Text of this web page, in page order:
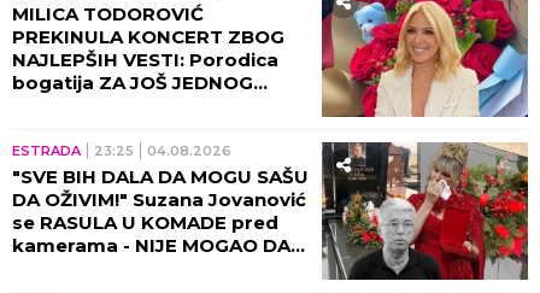
MILICA TODOROVIĆ
PREKINULA KONCERT ZBOG
NAJLEPŠIH VESTI: Porodica
bogatija ZA JOŠ JEDNOG
ESTRADA 23:25 04.08.2026
"SVE BIH DALA DA MOGU SAŠU
DA OŽIVIM!" Suzana Jovanović
se RASULA U KOMADE pred
kamerama - NIJE MOGAO DA